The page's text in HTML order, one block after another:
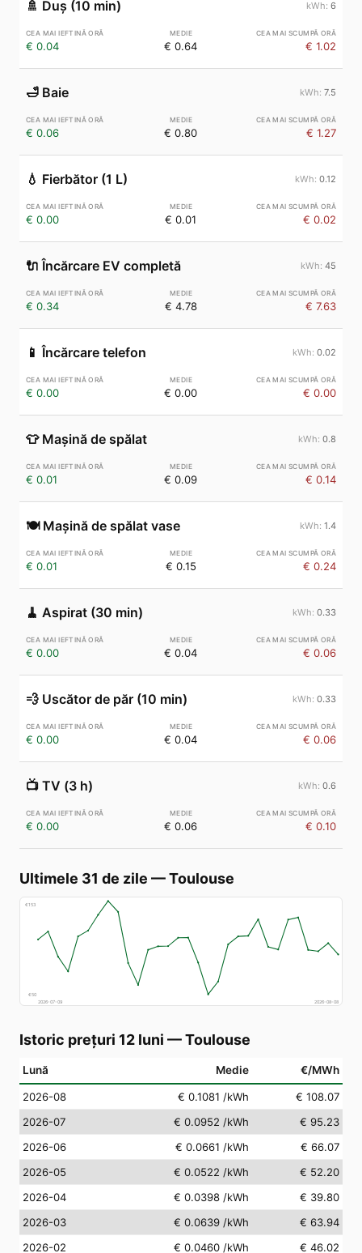
🚿 Duș (10 min) 6
€ 0.04 € 0.64 € 1.02
🛁 Baie 7.5
€ 0.06 € 0.80 € 1.27
💧 Fierbător (1 L) 0.12
€ 0.00 € 0.01 € 0.02
🔌 Încărcare EV completă 45
€ 0.34 € 4.78 € 7.63
📱 Încărcare telefon 0.02
€ 0.00 € 0.00 € 0.00
👕 Mașină de spălat 0.8
€ 0.01 € 0.09 € 0.14
🍽️ Mașină de spălat vase 1.4
€ 0.01 € 0.15 € 0.24
🧹 Aspirat (30 min) 0.33
€ 0.00 € 0.04 € 0.06
💨 Uscător de păr (10 min) 0.33
€ 0.00 € 0.04 € 0.06
📺 TV (3 h) 0.6
€ 0.00 € 0.06 € 0.10
Ultimele 31 de zile —Toulouse
€153
€50
2026-07-09
2026-08-08
Istoric prețuri 12 luni —Toulouse
Lună Medie €/MWh
2026-08 € 0.1081 /kWh
€ 108.07
2026-07
€ 0.0952 /kWh
€ 95.23
2026-06
€ 0.0661 /kWh
€ 66.07
2026-05
€ 0.0522 /kWh
€ 52.20
2026-04
€ 0.0398 /kWh
€ 39.80
2026-03
€ 0.0639 /kWh
€ 63.94
2026-02
€ 0.0460 /kWh
€ 46.02